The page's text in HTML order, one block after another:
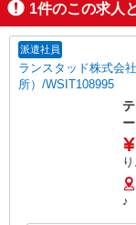
1件のこの求人
派遣社員
ランスタッド株式会
所）/WSIT108995
ー
り
♪